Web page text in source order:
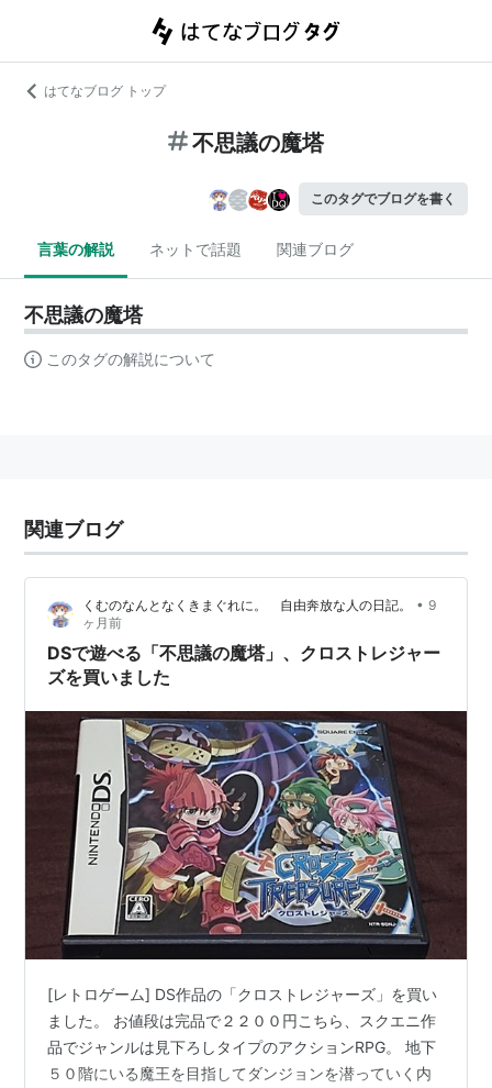
はてなブログ トップ
不思議の魔塔
このタグでブログを書く
言葉の解説 ネットで話題 関連ブログ
不思議の魔塔
このタグの解説について
関連ブログ
くむのなんとなくきまぐれに。 自由奔放な人の日記。 • 9
ヶ月前
DSで遊べる「不思議の魔塔」、クロストレジャー
ズを買いました
[レトロゲーム] DS作品の「クロストレジャーズ」を買い
ました。 お値段は完品で２２００円こちら、スクエニ作
品でジャンルは見下ろしタイプのアクションRPG。 地下
５０階にいる魔王を目指してダンジョンを潜っていく内